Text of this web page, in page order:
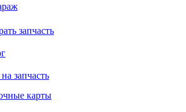
запчасть
запчасть
карты